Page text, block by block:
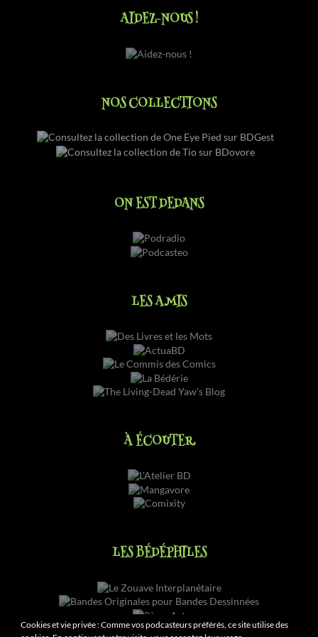
AIDEZ-NOUS !
NOS COLLECTIONS
ON EST DEDANS
LES AMIS
À ÉCOUTER
LES BÉDÉPHILES
Cookies et vie privée : Comme vos podcasteurs préférés, ce site utilise des